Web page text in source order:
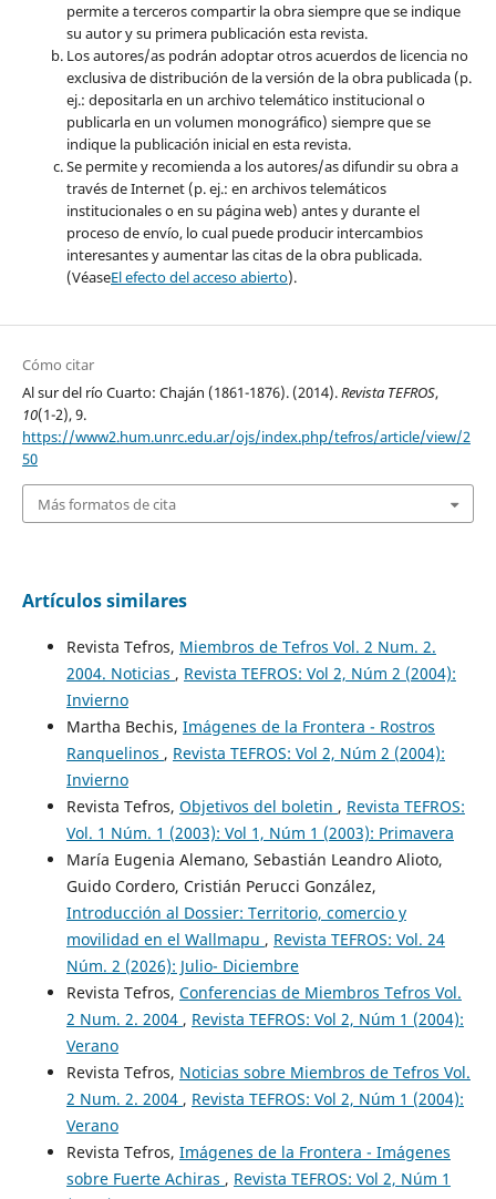
permite a terceros compartir la obra siempre que se indique
su autor y su primera publicación esta revista.
Los autores/as podrán adoptar otros acuerdos de licencia no
exclusiva de distribución de la versión de la obra publicada (p.
ej.: depositarla en un archivo telemático institucional o
publicarla en un volumen monográfico) siempre que se
indique la publicación inicial en esta revista.
Se permite y recomienda a los autores/as difundir su obra a
través de Internet (p. ej.: en archivos telemáticos
institucionales o en su página web) antes y durante el
proceso de envío, lo cual puede producir intercambios
interesantes y aumentar las citas de la obra publicada.
(VéaseEl efecto del acceso abierto).
Cómo citar
Al sur del río Cuarto: Chaján (1861-1876). (2014).Revista TEFROS,
10(1-2), 9.
https://www2.hum.unrc.edu.ar/ojs/index.php/tefros/article/view/2
50
Más formatos de cita
Artículos similares
Revista Tefros, Miembros de Tefros Vol. 2 Num. 2.
2004. Noticias , Revista TEFROS: Vol 2, Núm 2 (2004):
Invierno
Martha Bechis, Imágenes de la Frontera - Rostros
Ranquelinos , Revista TEFROS: Vol 2, Núm 2 (2004):
Invierno
Revista Tefros, Objetivos del boletin , Revista TEFROS:
Vol. 1 Núm. 1 (2003): Vol 1, Núm 1 (2003): Primavera
María Eugenia Alemano, Sebastián Leandro Alioto,
Guido Cordero, Cristián Perucci González,
Introducción al Dossier: Territorio, comercio y
movilidad en el Wallmapu , Revista TEFROS: Vol. 24
Núm. 2 (2026): Julio- Diciembre
Revista Tefros, Conferencias de Miembros Tefros Vol.
2 Num. 2. 2004 , Revista TEFROS: Vol 2, Núm 1 (2004):
Verano
Revista Tefros, Noticias sobre Miembros de Tefros Vol.
2 Num. 2. 2004 , Revista TEFROS: Vol 2, Núm 1 (2004):
Verano
Revista Tefros, Imágenes de la Frontera - Imágenes
sobre Fuerte Achiras , Revista TEFROS: Vol 2, Núm 1